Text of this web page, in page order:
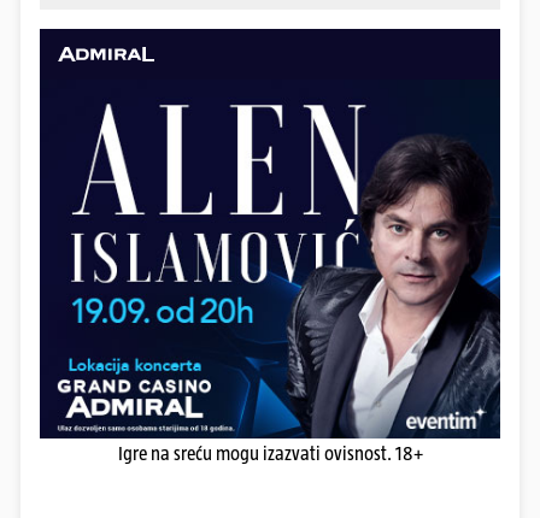
Igre na sreću mogu izazvati ovisnost. 18+